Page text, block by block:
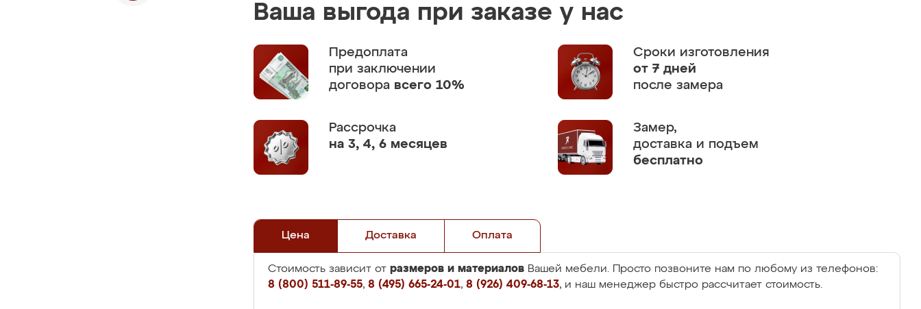
Ваша выгода при заказе у нас
Предоплата
при заключении
договора всего 10%
Сроки изготовления
от 7 дней
после замера
Рассрочка
на 3, 4, 6 месяцев
Замер,
доставка и подъем
бесплатно
Цена Доставка Оплата
Стоимость зависит от размеров и материалов Вашей мебели. Просто позвоните нам по любому из телефонов:
8 (800) 511-89-55, 8 (495) 665-24-01, 8 (926) 409-68-13, и наш менеджер быстро рассчитает стоимость.